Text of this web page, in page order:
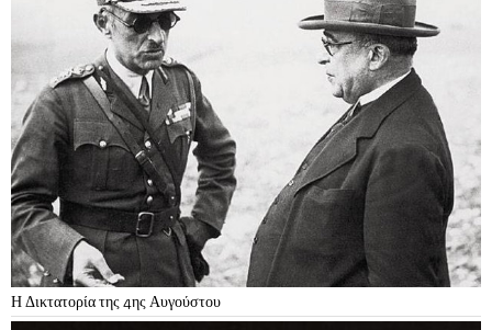
Η Δικτατορία της 4ης Αυγούστου